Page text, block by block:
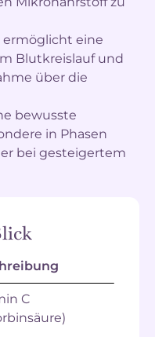
ermöglicht eine
Blutkreislauf und
über die
bewusste
in Phasen
bei gesteigertem
C